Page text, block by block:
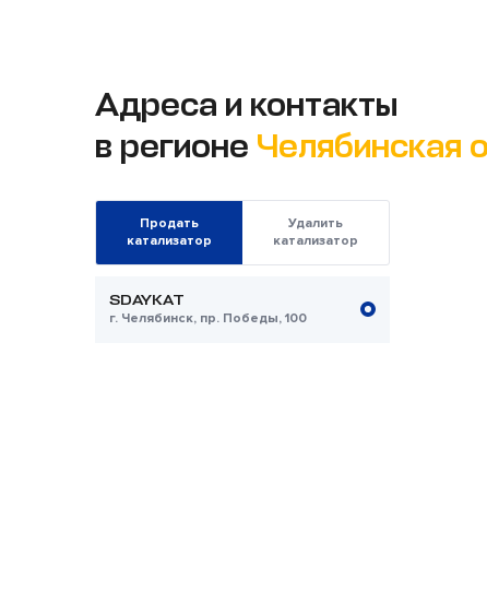
Адреса и контакты
в регионе Челябинская
Продать
катализатор
Удалить
катализатор
SDAYKAT
г. Челябинск, пр. Победы, 100